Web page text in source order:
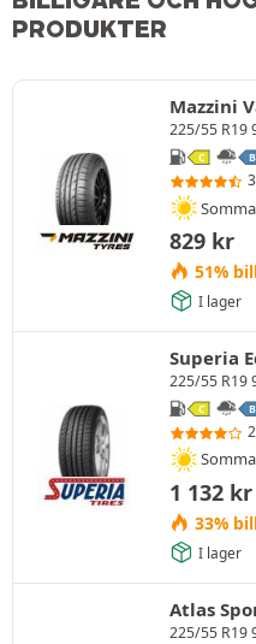
PRODUKTER
Mazzini
225/55 R19
C B
829 kr
51%
I lager
Superia
225/55 R19
C B
1 132 kr
33%
I lager
Atlas
225/55 R19